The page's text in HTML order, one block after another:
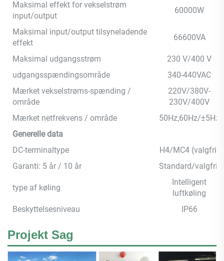
Maksimal effekt for vekselstrøm
input/output
60000W
Maksimal input/output tilsyneladende
effekt
66600VA
Maksimal udgangsstrøm
230 V/400 V
udgangsspændingsområde
340-440VAC
Mærket vekselstrøms-spænding /
område
220V/380V-
230V/400V
Mærket netfrekvens / område
50Hz,60Hz/±5Hz
Generelle data
DC-terminaltype
H4/MC4 (valgfri)
Garanti: 5 år / 10 år
Standard/valgfrit
type af køling
Intelligent
luftkøling
Beskyttelsesniveau
IP66
Projekt Sag